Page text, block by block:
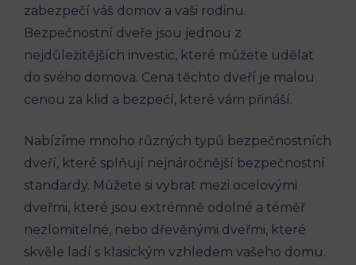
zabezpečí váš domov a vaši rodinu.
Bezpečnostní dveře jsou jednou z
nejdůležitějších investic, které můžete udělat
do svého domova. Cena těchto dveří je malou
cenou za klid a bezpečí, které vám přináší.
Nabízíme mnoho různých typů bezpečnostních
dveří, které splňují nejnáročnější bezpečnostní
standardy. Můžete si vybrat mezi ocelovými
dveřmi, které jsou extrémně odolné a téměř
nezlomitelné, nebo dřevěnými dveřmi, které
skvěle ladí s klasickým vzhledem vašeho domu.